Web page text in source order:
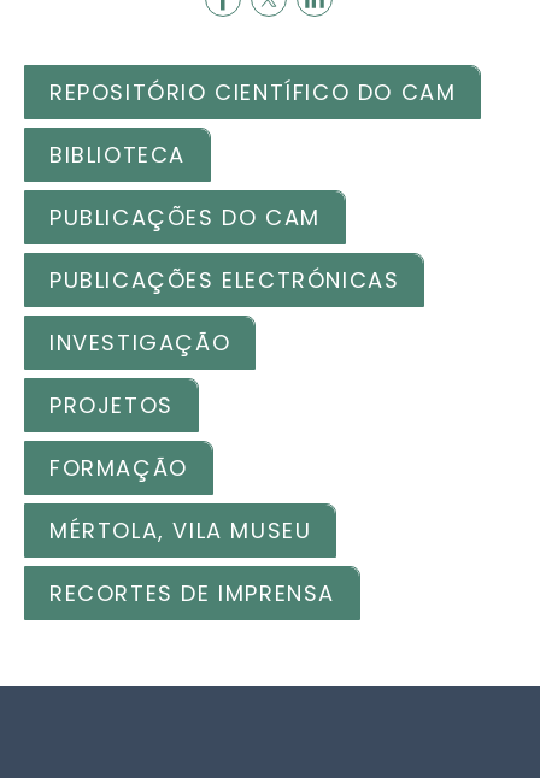
REPOSITÓRIO CIENTÍFICO DO CAM
BIBLIOTECA
PUBLICAÇÕES DO CAM
PUBLICAÇÕES ELECTRÓNICAS
INVESTIGAÇÃO
PROJETOS
FORMAÇÃO
MÉRTOLA, VILA MUSEU
RECORTES DE IMPRENSA